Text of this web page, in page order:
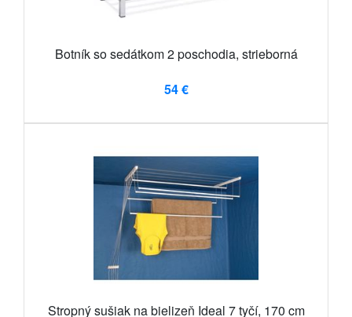
Botník so sedátkom 2 poschodia, strieborná
54 €
Stropný sušiak na bielizeň Ideal 7 tyčí, 170 cm